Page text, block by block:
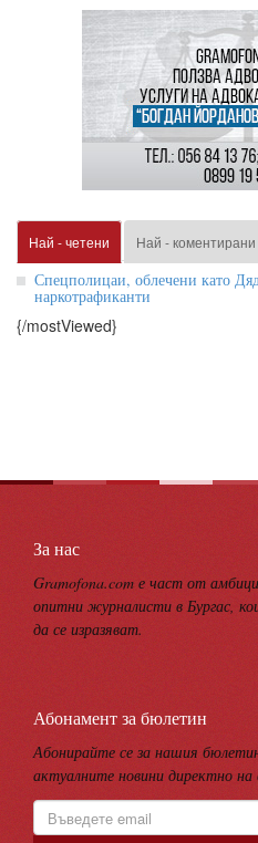
Най - четени Най - коментирани
Спецполицаи, облечени като
наркотрафиканти
{/mostViewed}
За нас
Gramofona.com е част от
опитни журналисти в Бургас,
да се изразяват.
Абонамент за бюлетин
Абонирайте се за нашия
актуалните новини директно